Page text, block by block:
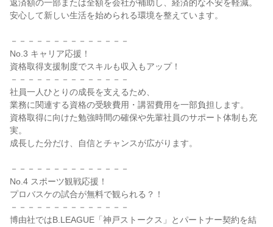
返済額の一部または全額を会社が補助し、経済的な不安を軽減。
安心して新しい生活を始められる環境を整えています。
－－－－－－－－－－－－－－
No.3 キャリア応援！
資格取得支援制度でスキルも収入もアップ！
－－－－－－－－－－－－－－
社員一人ひとりの成長を支えるため、
業務に関連する資格の受験費用・講習費用を一部負担します。
資格取得に向けた勉強時間の確保や先輩社員のサポート体制も充
実。
成長した分だけ、自信とチャンスが広がります。
－－－－－－－－－－－－－－
No.4 スポーツ観戦応援！
プロバスケの試合が無料で観られる？！
－－－－－－－－－－－－－－
博由社ではB.LEAGUE「神戸ストークス」とパートナー契約を結